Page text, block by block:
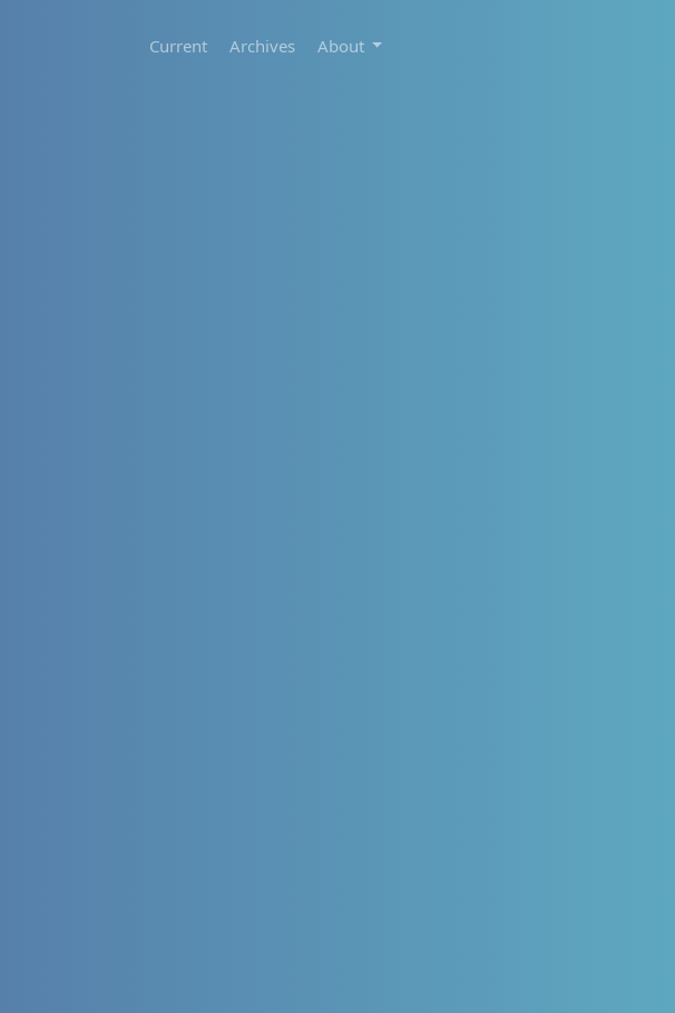
Current Archives About